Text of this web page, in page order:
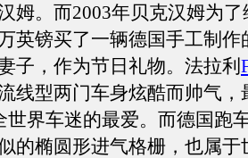
姆。而2003年贝克汉姆为
英镑买了一辆德国手工制作
子，作为节日礼物。法拉利
线型两门车身炫酷而帅气，
世界车迷的最爱。而德国跑
的椭圆形进气格栅，也属于